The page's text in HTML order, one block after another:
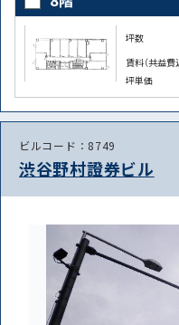
坪数
賃料（共益費
坪単価
ビルコード：8749
渋谷野村證券ビル